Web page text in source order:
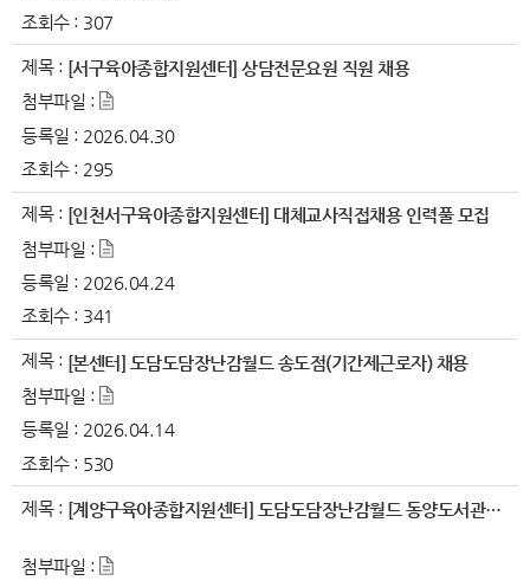
조회수 : 307
제목 : [서구육아종합지원센터] 상담전문요원 직원 채용
첨부파일 :
등록일 : 2026.04.30
조회수 : 295
제목 : [인천서구육아종합지원센터] 대체교사직접채용 인력풀 모집
첨부파일 :
등록일 : 2026.04.24
조회수 : 341
제목 : [본센터] 도담도담장난감월드 송도점(기간제근로자) 채용
첨부파일 :
등록일 : 2026.04.14
조회수 : 530
제목 : [계양구육아종합지원센터] 도담도담장난감월드 동양도서관점 직원(기간..
첨부파일 :